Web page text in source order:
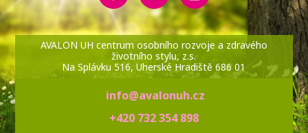
AVALON UH centrum osobního rozvoje a zdravého
životního stylu, z.s.
Na Splávku 516, Uherské Hradiště 686 01
info@avalonuh.cz
+420 732 354 898